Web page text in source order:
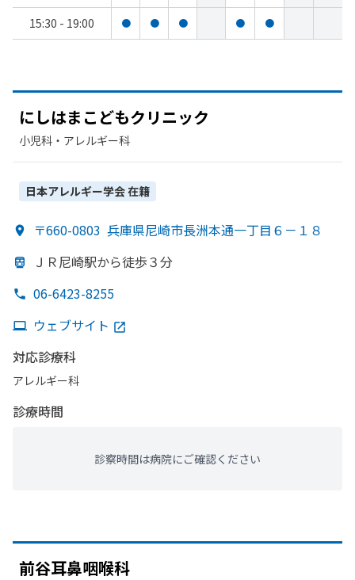
15:30 - 19:00 ● ● ● ● ●
にしはまこどもクリニック
小児科・​アレルギー科
日本アレルギー学会在籍
〒660-0803 兵庫県尼崎市長洲本通一丁目６－１８
ＪＲ尼崎駅から徒歩３分
06-6423-8255
ウェブサイト
対応診療科
アレルギー科
診療時間
診察時間は病院にご確認ください
前谷耳鼻咽喉科